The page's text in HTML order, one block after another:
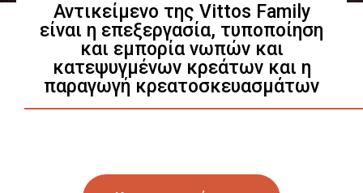
Αντικείμενο της Vittos Family
είναι η επεξεργασία, τυποποίηση
και εμπορία νωπών και
κατεψυγμένων κρεάτων και η
παραγωγή κρεατοσκευασμάτων